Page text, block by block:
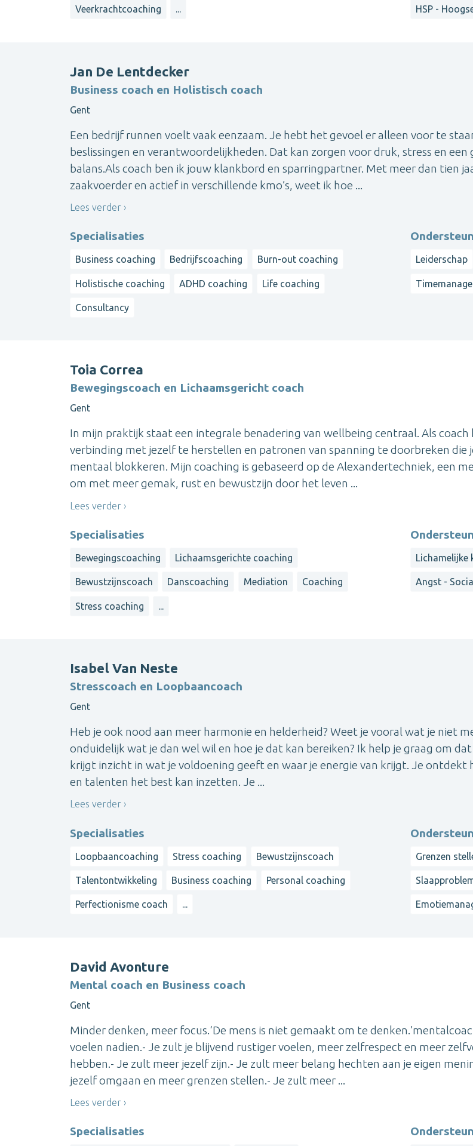
Veerkrachtcoaching ... HSP -
Jan De Lentdecker
Business coach en Holistisch coach
Gent
Een bedrijf runnen voelt vaak eenzaam. Je hebt het gevoel er alleen voor te
beslissingen en verantwoordelijkheden. Dat kan zorgen voor druk, stress en een
balans.Als coach ben ik jouw klankbord en sparringpartner. Met meer dan tien
zaakvoerder en actief in verschillende kmo’s, weet ik hoe ...
Lees verder
Specialisaties
Business coaching Bedrijfscoaching Burn-out coaching
Holistische coaching ADHD coaching Life coaching
Consultancy
Leiderschap
Toia Correa
Bewegingscoach en Lichaamsgericht coach
Gent
In mijn praktijk staat een integrale benadering van wellbeing centraal. Als coach
verbinding met jezelf te herstellen en patronen van spanning te doorbreken die
mentaal blokkeren. Mijn coaching is gebaseerd op de Alexandertechniek, een
om met meer gemak, rust en bewustzijn door het leven ...
Lees verder
Specialisaties
Bewegingscoaching Lichaamsgerichte coaching
Bewustzijnscoach Danscoaching Mediation Coaching
Stress coaching ...
Lichamelijke
Angst -
Isabel Van Neste
Stresscoach en Loopbaancoach
Gent
Heb je ook nood aan meer harmonie en helderheid? Weet je vooral wat je niet
onduidelijk wat je dan wel wil en hoe je dat kan bereiken? Ik help je graag om
krijgt inzicht in wat je voldoening geeft en waar je energie van krijgt. Je ontdekt
en talenten het best kan inzetten. Je ...
Lees verder
Specialisaties
Loopbaancoaching Stress coaching Bewustzijnscoach
Talentontwikkeling Business coaching Personal coaching
Perfectionisme coach ...
Grenzen
David Avonture
Mental coach en Business coach
Gent
Minder denken, meer focus.‘De mens is niet gemaakt om te
voelen nadien.- Je zult je blijvend rustiger voelen, meer zelfrespect en meer
hebben.- Je zult meer jezelf zijn.- Je zult meer belang hechten aan je eigen
jezelf omgaan en meer grenzen stellen.- Je zult meer ...
Lees verder
Specialisaties